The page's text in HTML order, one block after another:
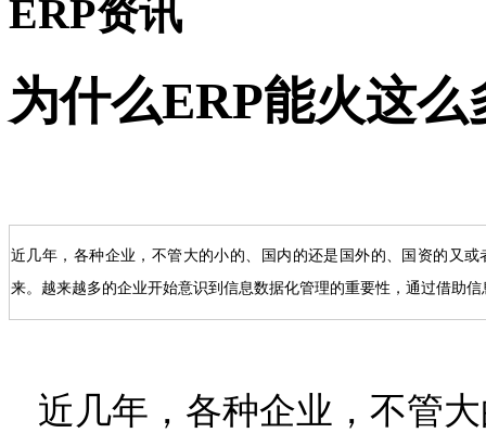
ERP资讯
为什么ERP能火这么
近几年，各种企业，不管大的小的、国内的还是国外的、国资的又
来。越来越多的企业开始意识到信息数据化管理的重要性，通过借助
近几年，各种企业，不管